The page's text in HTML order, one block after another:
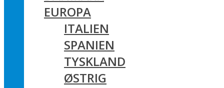
EUROPA
ITALIEN
SPANIEN
TYSKLAND
ØSTRIG